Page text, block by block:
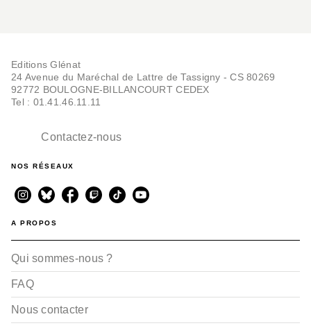
Editions Glénat
24 Avenue du Maréchal de Lattre de Tassigny - CS 80269
92772 BOULOGNE-BILLANCOURT CEDEX
Tel : 01.41.46.11.11
Contactez-nous
NOS RÉSEAUX
A PROPOS
Qui sommes-nous ?
FAQ
Nous contacter